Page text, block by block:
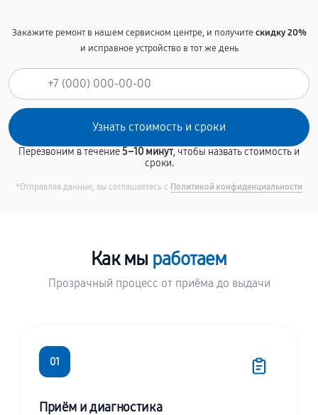
Закажите ремонт в нашем сервисном центре, и получитескидку 20%
и исправное устройство в тот же день
Перезвоним в течение5–10 минут, чтобы назвать стоимость и
сроки.
*Отправляя данные, вы соглашаетесь с Политикой конфиденциальности
Как мы работаем
Прозрачный процесс от приёма до выдачи
01
Приём и диагностика